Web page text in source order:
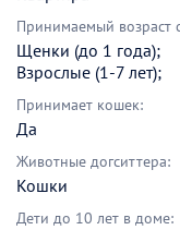
Принимаемый возраст
Щенки (до 1 года);
Взрослые (1-7 лет);
Принимает кошек:
Да
Животные догситтера:
Кошки
Дети до 10 лет в доме: